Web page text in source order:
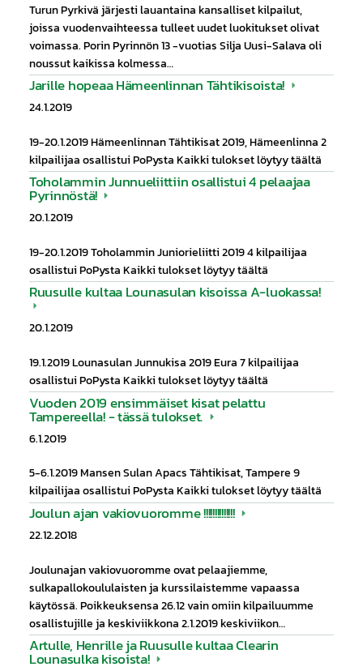
Turun Pyrkivä järjesti lauantaina kansalliset kilpailut,
joissa vuodenvaihteessa tulleet uudet luokitukset olivat
voimassa. Porin Pyrinnön 13 -vuotias Silja Uusi-Salava oli
noussut kaikissa kolmessa…
Jarille hopeaa Hämeenlinnan Tähtikisoista!
24.1.2019
19-20.1.2019 Hämeenlinnan Tähtikisat 2019, Hämeenlinna 2
kilpailijaa osallistui PoPysta Kaikki tulokset löytyy täältä
Toholammin Junnueliittiin osallistui 4 pelaajaa
Pyrinnöstä!
20.1.2019
19-20.1.2019 Toholammin Juniorieliitti 2019 4 kilpailijaa
osallistui PoPysta Kaikki tulokset löytyy täältä
Ruusulle kultaa Lounasulan kisoissa A-luokassa!
20.1.2019
19.1.2019 Lounasulan Junnukisa 2019 Eura 7 kilpailijaa
osallistui PoPysta Kaikki tulokset löytyy täältä
Vuoden 2019 ensimmäiset kisat pelattu
Tampereella! - tässä tulokset.
6.1.2019
5-6.1.2019 Mansen Sulan Apacs Tähtikisat, Tampere 9
kilpailijaa osallistui PoPysta Kaikki tulokset löytyy täältä
Joulun ajan vakiovuoromme !!!!!!!!!!!!!!
22.12.2018
Joulunajan vakiovuoromme ovat pelaajiemme,
sulkapallokoululaisten ja kurssilaistemme vapaassa
käytössä. Poikkeuksensa 26.12 vain omiin kilpailuumme
osallistujille ja keskiviikkona 2.1.2019 keskiviikon…
Artulle, Henrille ja Ruusulle kultaa Clearin
Lounasulka kisoista!